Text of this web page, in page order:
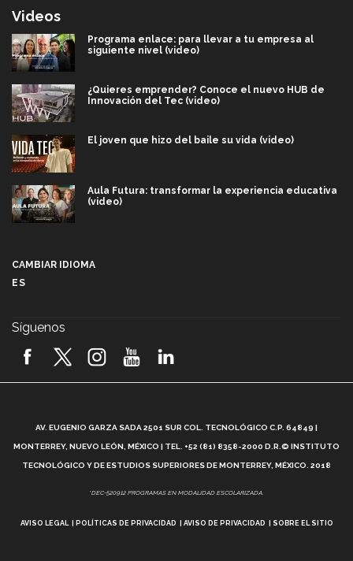
Videos
Programa enlace: para llevar a tu empresa al
siguiente nivel (video)
¿Quieres emprender? Conoce el nuevo HUB de
Innovación del Tec (video)
El joven que hizo del baile su vida (video)
Aula Futura: transformar la experiencia educativa
(video)
2026! (video)
¿Cómo es el Modelo Educativo Tec? (video)
Vida Tec: Feminismo e Inteligencia Artificial, Paola
CAMBIAR IDIOMA
ES
Síguenos
AV. EUGENIO GARZA SADA 2501 SUR COL. TECNOLÓGICO C.P. 64849 |
MONTERREY, NUEVO LEÓN, MÉXICO | TEL. +52 (81) 8358-2000 D.R.© INSTITUTO
TECNOLÓGICO Y DE ESTUDIOS SUPERIORES DE MONTERREY, MÉXICO. 2018
*DEC-520912 PROGRAMAS EN MODALIDAD ESCOLARIZADA.
AVISO LEGAL POLÍTICAS DE PRIVACIDAD AVISO DE PRIVACIDAD SOBRE EL SITIO